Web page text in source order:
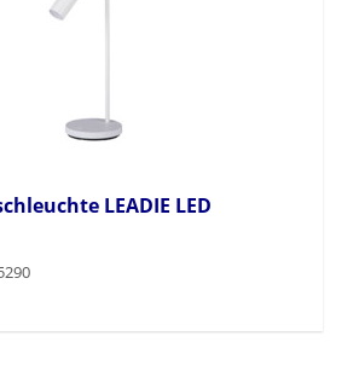
LEADIE LED